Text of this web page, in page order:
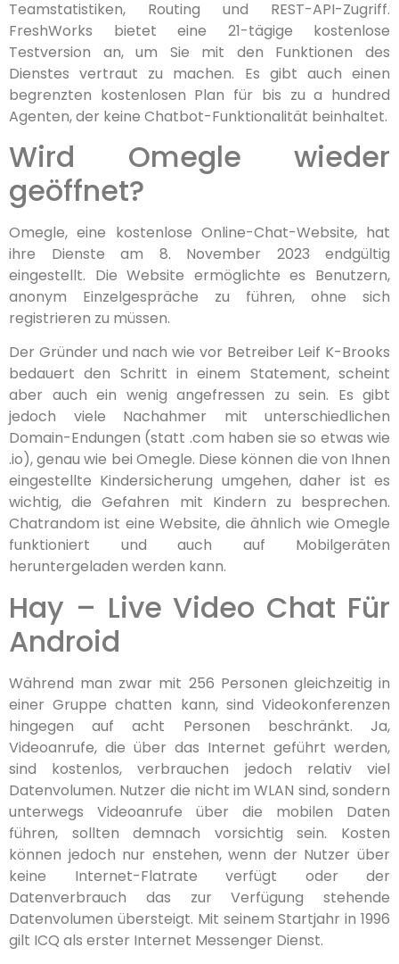
Teamstatistiken, Routing und REST-API-Zugriff.
FreshWorks bietet eine 21-tägige kostenlose
Testversion an, um Sie mit den Funktionen des
Dienstes vertraut zu machen. Es gibt auch einen
begrenzten kostenlosen Plan für bis zu a hundred
Agenten, der keine Chatbot-Funktionalität beinhaltet.
Wird Omegle wieder
geöffnet?
Omegle, eine kostenlose Online-Chat-Website, hat
ihre Dienste am 8. November 2023 endgültig
eingestellt. Die Website ermöglichte es Benutzern,
anonym Einzelgespräche zu führen, ohne sich
registrieren zu müssen.
Der Gründer und nach wie vor Betreiber Leif K-Brooks
bedauert den Schritt in einem Statement, scheint
aber auch ein wenig angefressen zu sein. Es gibt
jedoch viele Nachahmer mit unterschiedlichen
Domain-Endungen (statt .com haben sie so etwas wie
.io), genau wie bei Omegle. Diese können die von Ihnen
eingestellte Kindersicherung umgehen, daher ist es
wichtig, die Gefahren mit Kindern zu besprechen.
Chatrandom ist eine Website, die ähnlich wie Omegle
funktioniert und auch auf Mobilgeräten
heruntergeladen werden kann.
Hay – Live Video Chat Für
Android
Während man zwar mit 256 Personen gleichzeitig in
einer Gruppe chatten kann, sind Videokonferenzen
hingegen auf acht Personen beschränkt. Ja,
Videoanrufe, die über das Internet geführt werden,
sind kostenlos, verbrauchen jedoch relativ viel
Datenvolumen. Nutzer die nicht im WLAN sind, sondern
unterwegs Videoanrufe über die mobilen Daten
führen, sollten demnach vorsichtig sein. Kosten
können jedoch nur enstehen, wenn der Nutzer über
keine Internet-Flatrate verfügt oder der
Datenverbrauch das zur Verfügung stehende
Datenvolumen übersteigt. Mit seinem Startjahr in 1996
gilt ICQ als erster Internet Messenger Dienst.